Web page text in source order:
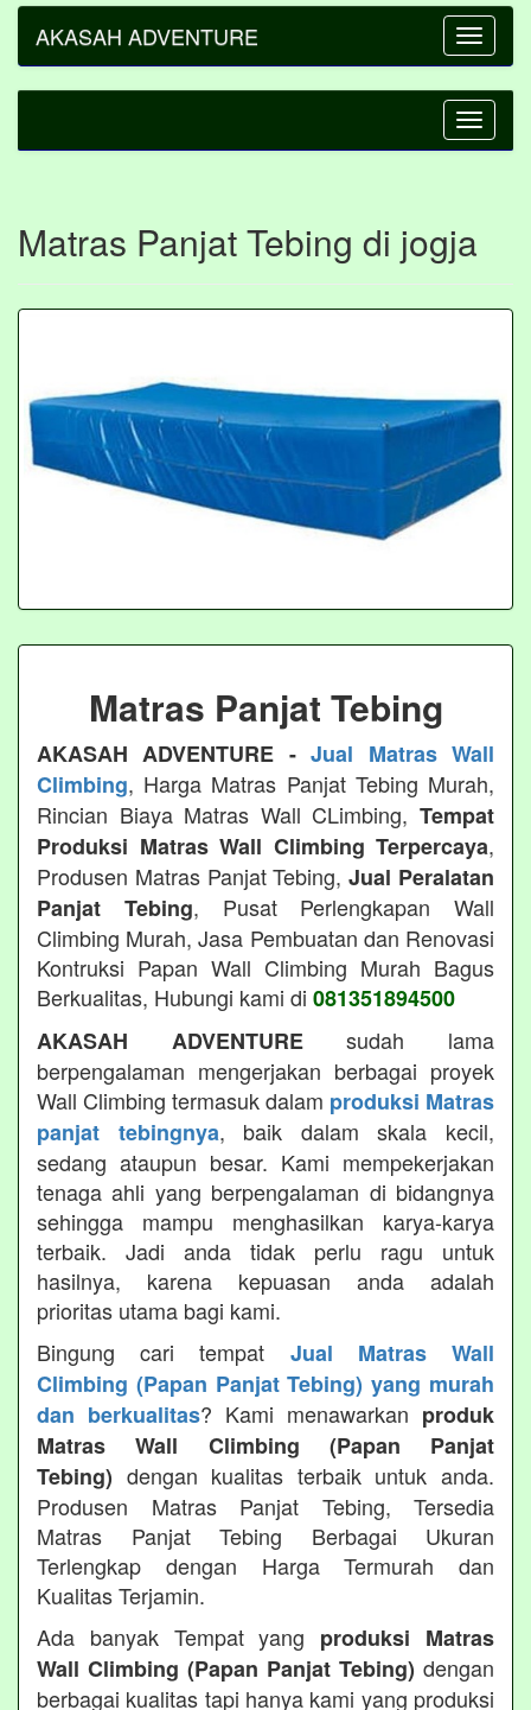
Toggle
AKASAH ADVENTURE
Toggle
Matras Panjat Tebing di jogja
Matras Panjat Tebing
AKASAH ADVENTURE -Jual Matras Wall
Climbing, Harga Matras Panjat Tebing Murah,
Rincian Biaya Matras Wall CLimbing, Tempat
Produksi Matras Wall Climbing Terpercaya,
Produsen Matras Panjat Tebing,Jual Peralatan
Panjat Tebing, Pusat Perlengkapan Wall
Climbing Murah, Jasa Pembuatan dan Renovasi
Kontruksi Papan Wall Climbing Murah Bagus
Berkualitas, Hubungi kami di 081351894500
AKASAH ADVENTUREsudah lama
berpengalaman mengerjakan berbagai proyek
Wall Climbing termasuk dalam produksi Matras
panjat tebingnya, baik dalam skala kecil,
sedang ataupun besar. Kami mempekerjakan
tenaga ahli yang berpengalaman di bidangnya
sehingga mampu menghasilkan karya-karya
terbaik. Jadi anda tidak perlu ragu untuk
hasilnya, karena kepuasan anda adalah
prioritas utama bagi kami.
Bingung cari tempat Jual Matras Wall
Climbing (Papan Panjat Tebing) yang murah
dan berkualitas? Kami menawarkan produk
Matras Wall Climbing (Papan Panjat
Tebing) dengan kualitas terbaik untuk anda.
Produsen Matras Panjat Tebing, Tersedia
Matras Panjat Tebing Berbagai Ukuran
Terlengkap dengan Harga Termurah dan
Kualitas Terjamin.
Ada banyak Tempat yang produksi Matras
Wall Climbing (Papan Panjat Tebing) dengan
berbagai kualitas tapi hanya kami yang produksi